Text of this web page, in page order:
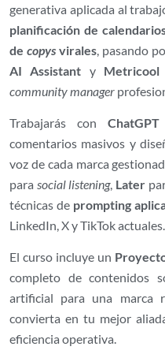
generativa aplicada al
planificación de
de copysvirales, pasando
AI Assistant y
community manager
Trabajarás conChatGPT
comentarios masivos y
voz de cada marca
para social listening, Later
técnicas de prompting
LinkedIn, X y TikTok actuales.
El curso incluye un
completo de contenidos
artificial para una marca
convierta en tu mejor
eficiencia operativa.